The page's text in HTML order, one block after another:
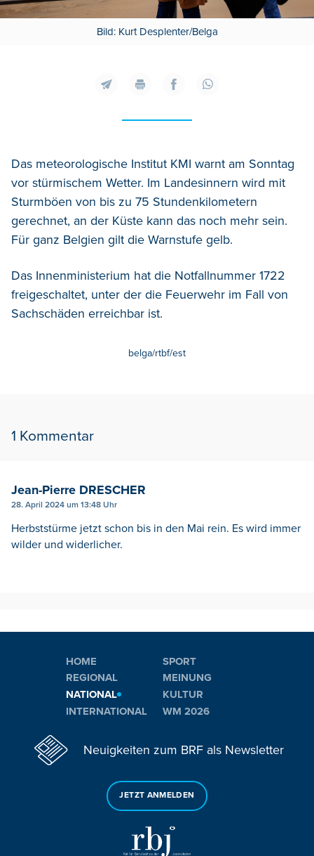
Bild: Kurt Desplenter/Belga
Das meteorologische Institut KMI warnt am Sonntag
vor stürmischem Wetter. Im Landesinnern wird mit
Sturmböen von bis zu 75 Stundenkilometern
gerechnet, an der Küste kann das noch mehr sein.
Für ganz Belgien gilt die Warnstufe gelb.
Das Innenministerium hat die Notfallnummer 1722
freigeschaltet, unter der die Feuerwehr im Fall von
Sachschäden erreichbar ist.
belga/rtbf/est
1 Kommentar
Jean-Pierre DRESCHER
28. April 2024 um 13:48 Uhr
Herbststürme jetzt schon bis in den Mai rein. Es wird immer
wilder und widerlicher.
HOME
REGIONAL
NATIONAL
INTERNATIONAL
SPORT
MEINUNG
KULTUR
WM 2026
Neuigkeiten zum BRF als Newsletter
JETZT ANMELDEN